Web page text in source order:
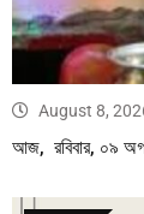
August 8,
আজ, রবিবার, ০৯